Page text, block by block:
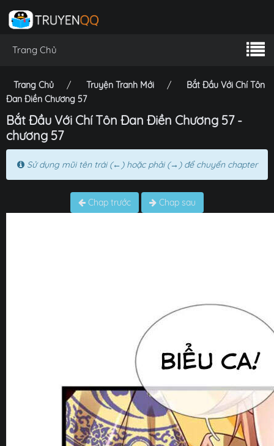
Trang Chủ
Trang Chủ Truyện Tranh Mới
Bắt Đầu Với Chí Tôn
Đan Điền Chương 57
Bắt Đầu Với Chí Tôn Đan Điền Chương 57 -
chương 57
Sử dụng mũi tên trái (←) hoặc phải (→) để chuyển chapter
Chap trước Chap sau